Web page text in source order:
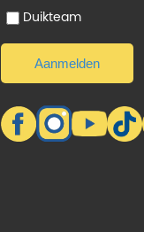
Duikteam